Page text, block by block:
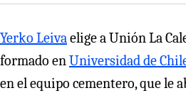
Yerko Leivaelige a Unión La
formado enUniversidad de
en el equipo cementero, que le